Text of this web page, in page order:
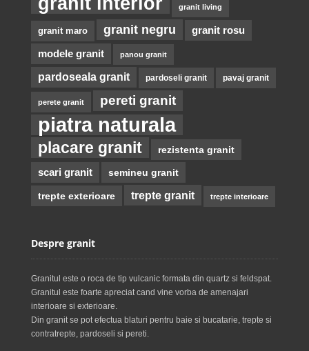
granit living
granit maro granit negru granit rosu
modele granit panou granit
pardoseala granit pardoseli granit pavaj granit
perete granit pereti granit
piatra naturala
placare granit rezistenta granit
scari granit semineu granit
trepte exterioare trepte granit trepte interioare
Despre granit
Granitul este o roca de tip vulcanic formata din quartz si feldspat.
Granitul este foarte apreciat cand vine vorba de amenajari
interioare si exterioare.
Din granit se pot efectua blaturi pentru baie si bucatarie, trepte si
contratrepte, pardoseli si pereti.